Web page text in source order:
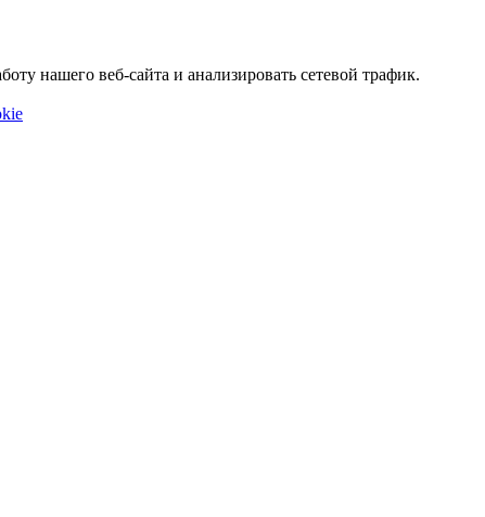
нашего веб-сайта и анализировать сетевой трафик.